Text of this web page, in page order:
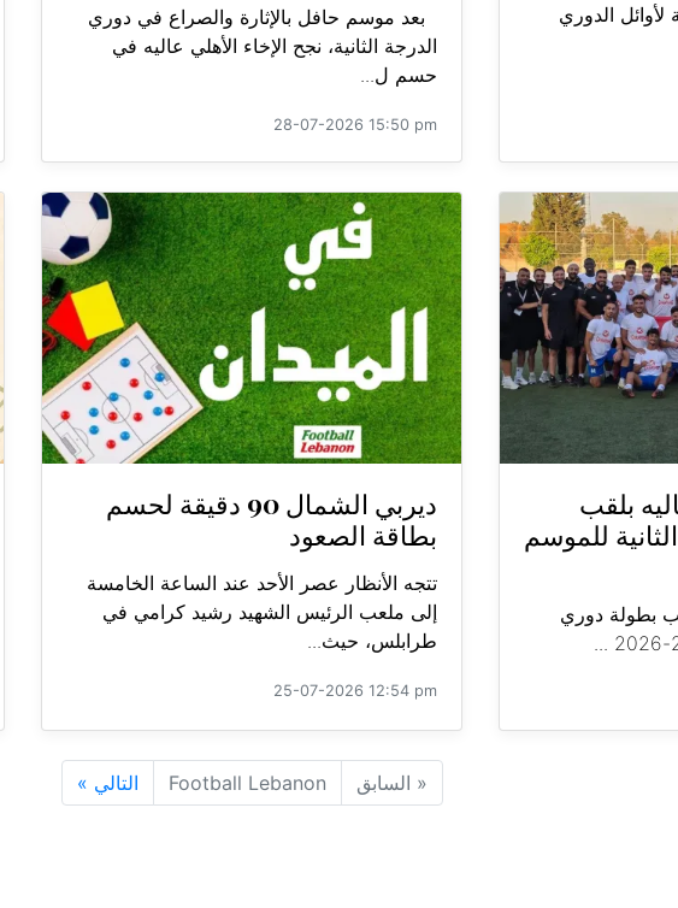
لأوائل الدوري
بعد موسم حافل بالإثارة والصراع في دوري
الدرجة الثانية، نجح الإخاء الأهلي عاليه في
حسم ل...
28-07-2026 15:50 pm
بلقب
للموسم
بطولة دوري
ديربي الشمال 90 دقيقة لحسم
بطاقة الصعود
تتجه الأنظار عصر الأحد عند الساعة الخامسة
إلى ملعب الرئيس الشهيد رشيد كرامي في
طرابلس، حيث...
25-07-2026 12:54 pm
« السابق Football Lebanon التالي »